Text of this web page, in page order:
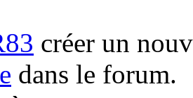
créer un
dans le forum.